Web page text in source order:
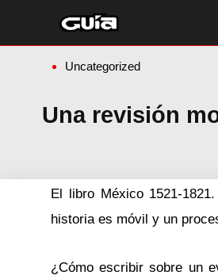
contenido
Uncategorized
Una revisión
El libro México 1521-
historia es móvil y un
¿Cómo escribir sobre un